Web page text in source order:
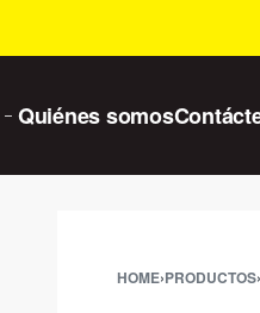
Quiénes somos
HOME›PRODUCTOS›